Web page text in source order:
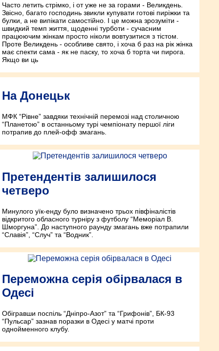
Часто летить стрімко, і от уже не за горами - Великдень.
Звісно, багато господинь звикли купувати готові пиріжки та
булки, а не випікати самостійно. І це можна зрозуміти -
швидкий темп життя, щоденні турботи - сучасним
працюючим жінкам просто ніколи вовтузитися з тістом.
Проте Великдень - особливе свято, і хоча б раз на рік жінка
має спекти сама - як не паску, то хоча б торта чи пирога.
Якщо ви ць
На Донецьк
МФК “Рівне” завдяки технічній перемозі над столичною
“Планетою” в останньому турі чемпіонату першої ліги
потрапив до плей-офф змагань.
Претендентів залишилося
четверо
Минулого уїк-енду було визначено трьох півфіналістів
відкритого обласного турніру з футболу “Меморіал В.
Шморгуна”. До наступного раунду змагань вже потрапили
“Славія”, “Случ” та “Водник”.
Переможна серія обірвалася в
Одесі
Обігравши поспіль “Дніпро-Азот” та “Грифонів”, БК-93
“Пульсар” зазнав поразки в Одесі у матчі проти
однойменного клубу.